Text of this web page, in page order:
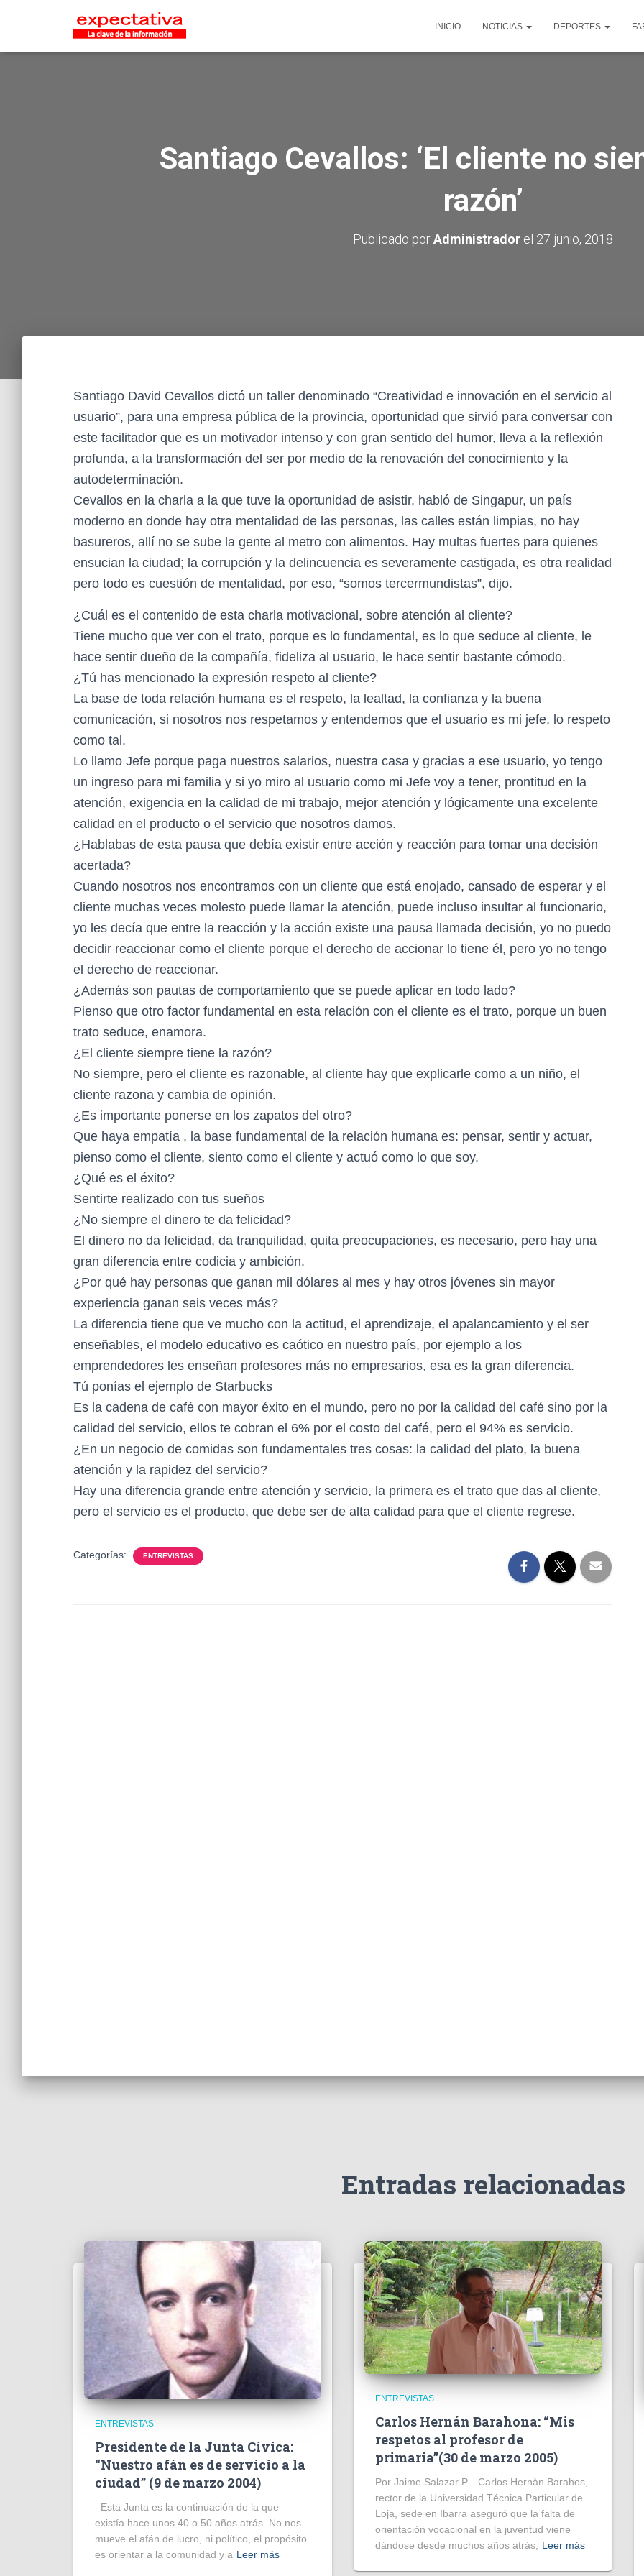
INICIO NOTICIAS DEPORTES
Santiago Cevallos: ‘El cliente no
razón’
Publicado porAdministrador el 27 junio, 2018
Santiago David Cevallos dictó un taller denominado “Creatividad e innovación en el servicio al
usuario”, para una empresa pública de la provincia, oportunidad que sirvió para conversar con
este facilitador que es un motivador intenso y con gran sentido del humor, lleva a la reflexión
profunda, a la transformación del ser por medio de la renovación del conocimiento y la
autodeterminación.
Cevallos en la charla a la que tuve la oportunidad de asistir, habló de Singapur, un país
moderno en donde hay otra mentalidad de las personas, las calles están limpias, no hay
basureros, allí no se sube la gente al metro con alimentos. Hay multas fuertes para quienes
ensucian la ciudad; la corrupción y la delincuencia es severamente castigada, es otra realidad
pero todo es cuestión de mentalidad, por eso, “somos tercermundistas”, dijo.
¿Cuál es el contenido de esta charla motivacional, sobre atención al cliente?
Tiene mucho que ver con el trato, porque es lo fundamental, es lo que seduce al cliente, le
hace sentir dueño de la compañía, fideliza al usuario, le hace sentir bastante cómodo.
¿Tú has mencionado la expresión respeto al cliente?
La base de toda relación humana es el respeto, la lealtad, la confianza y la buena
comunicación, si nosotros nos respetamos y entendemos que el usuario es mi jefe, lo respeto
como tal.
Lo llamo Jefe porque paga nuestros salarios, nuestra casa y gracias a ese usuario, yo tengo
un ingreso para mi familia y si yo miro al usuario como mi Jefe voy a tener, prontitud en la
atención, exigencia en la calidad de mi trabajo, mejor atención y lógicamente una excelente
calidad en el producto o el servicio que nosotros damos.
¿Hablabas de esta pausa que debía existir entre acción y reacción para tomar una decisión
acertada?
Cuando nosotros nos encontramos con un cliente que está enojado, cansado de esperar y el
cliente muchas veces molesto puede llamar la atención, puede incluso insultar al funcionario,
yo les decía que entre la reacción y la acción existe una pausa llamada decisión, yo no puedo
decidir reaccionar como el cliente porque el derecho de accionar lo tiene él, pero yo no tengo
el derecho de reaccionar.
¿Además son pautas de comportamiento que se puede aplicar en todo lado?
Pienso que otro factor fundamental en esta relación con el cliente es el trato, porque un buen
trato seduce, enamora.
¿El cliente siempre tiene la razón?
No siempre, pero el cliente es razonable, al cliente hay que explicarle como a un niño, el
cliente razona y cambia de opinión.
¿Es importante ponerse en los zapatos del otro?
Que haya empatía , la base fundamental de la relación humana es: pensar, sentir y actuar,
pienso como el cliente, siento como el cliente y actuó como lo que soy.
¿Qué es el éxito?
Sentirte realizado con tus sueños
¿No siempre el dinero te da felicidad?
El dinero no da felicidad, da tranquilidad, quita preocupaciones, es necesario, pero hay una
gran diferencia entre codicia y ambición.
¿Por qué hay personas que ganan mil dólares al mes y hay otros jóvenes sin mayor
experiencia ganan seis veces más?
La diferencia tiene que ve mucho con la actitud, el aprendizaje, el apalancamiento y el ser
enseñables, el modelo educativo es caótico en nuestro país, por ejemplo a los
emprendedores les enseñan profesores más no empresarios, esa es la gran diferencia.
Tú ponías el ejemplo de Starbucks
Es la cadena de café con mayor éxito en el mundo, pero no por la calidad del café sino por la
calidad del servicio, ellos te cobran el 6% por el costo del café, pero el 94% es servicio.
¿En un negocio de comidas son fundamentales tres cosas: la calidad del plato, la buena
atención y la rapidez del servicio?
Hay una diferencia grande entre atención y servicio, la primera es el trato que das al cliente,
pero el servicio es el producto, que debe ser de alta calidad para que el cliente regrese.
Categorías: ENTREVISTAS
Entradas relacionadas
ENTREVISTAS
Presidente de la Junta Cívica:
“Nuestro afán es de servicio a la
ciudad” (9 de marzo 2004)
Esta Junta es la continuación de la que
existía hace unos 40 o 50 años atrás. No nos
mueve el afán de lucro, ni político, el propósito
es orientar a la comunidad y a Leer más
ENTREVISTAS
Carlos Hernán Barahona: “Mis
respetos al profesor de
primaria”(30 de marzo 2005)
Por Jaime Salazar P. Carlos Hernàn Barahos,
rector de la Universidad Técnica Particular de
Loja, sede en Ibarra aseguró que la falta de
orientación vocacional en la juventud viene
dándose desde muchos años atrás,
Leer más